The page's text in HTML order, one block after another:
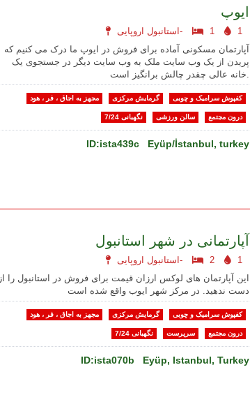
ایوپ
استانبول اروپایی- 1
1
آپارتمان مسکونی آماده برای فروش در ایوپ ما درک می کنیم که
پریدن از یک وب سایت ملک به وب سایت دیگر در جستجوی یک
خانه عالی چقدر چالش برانگیز است.
مجهز به اجاق ، فر ، هود گرمایش مرکزی کفپوش سرامیک و چوبی
نگهبانی 7/24 سالن ورزشی درون مجتمع
ID:ista439c Eyüp/İstanbul, turkey
آپارتمانی در شهر استانبول
استانبول اروپایی- 2
1
این آپارتمان های لوکس ارزان قیمت برای فروش در استانبول را از
دست ندهید. در مرکز شهر ایوب واقع شده است
مجهز به اجاق ، فر ، هود گرمایش مرکزی کفپوش سرامیک و چوبی
نگهبانی 7/24 سرپرست درون مجتمع
ID:ista070b Eyüp, Istanbul, Turkey